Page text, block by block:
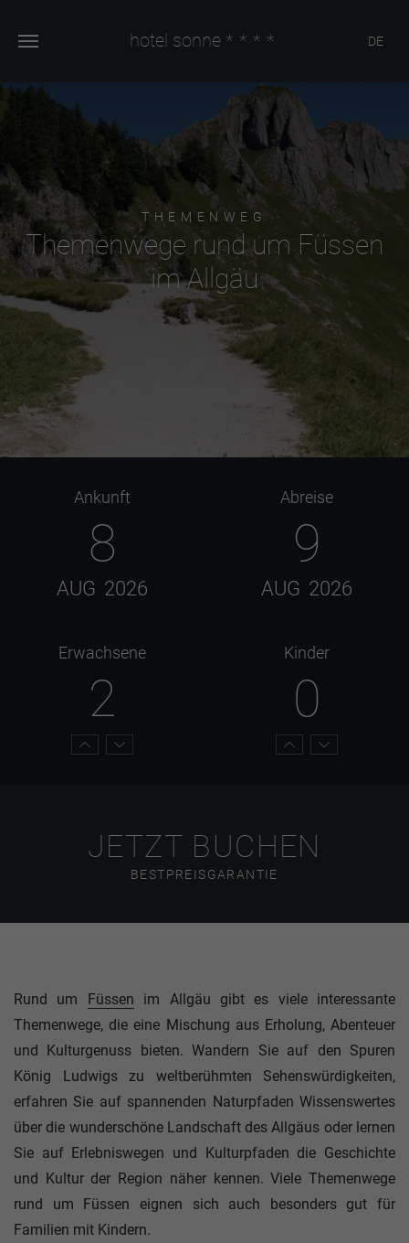
hotel sonne **** DE
THEMENWEG
Themenwege rund um Füssen
im Allgäu
Ankunft
8
AUG 2026
Abreise
9
AUG 2026
Erwachsene
2
Kinder
0
JETZT BUCHEN
BESTPREISGARANTIE
Rund um Füssen im Allgäu gibt es viele interessante
Themenwege, die eine Mischung aus Erholung, Abenteuer
und Kulturgenuss bieten. Wandern Sie auf den Spuren
König Ludwigs zu weltberühmten Sehenswürdigkeiten,
erfahren Sie auf spannenden Naturpfaden Wissenswertes
über die wunderschöne Landschaft des Allgäus oder lernen
Sie auf Erlebniswegen und Kulturpfaden die Geschichte
und Kultur der Region näher kennen. Viele Themenwege
rund um Füssen eignen sich auch besonders gut für
Familien mit Kindern.